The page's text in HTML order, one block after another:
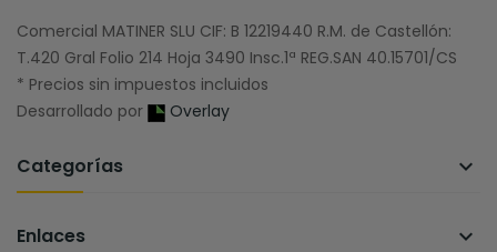
Comercial MATINER SLU CIF: B 12219440 R.M. de Castellón:
T.420 Gral Folio 214 Hoja 3490 Insc.1ª REG.SAN 40.15701/CS
* Precios sin impuestos incluidos
Desarrollado por
Overlay
Categorías 
Enlaces 